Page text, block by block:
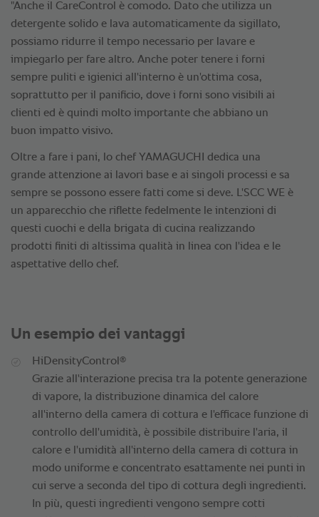
"Anche il CareControl è comodo. Dato che utilizza un
detergente solido e lava automaticamente da sigillato,
possiamo ridurre il tempo necessario per lavare e
impiegarlo per fare altro. Anche poter tenere i forni
sempre puliti e igienici all'interno è un'ottima cosa,
soprattutto per il panificio, dove i forni sono visibili ai
clienti ed è quindi molto importante che abbiano un
buon impatto visivo.
Oltre a fare i pani, lo chef YAMAGUCHI dedica una
grande attenzione ai lavori base e ai singoli processi e sa
sempre se possono essere fatti come si deve. L'SCC WE è
un apparecchio che riflette fedelmente le intenzioni di
questi cuochi e della brigata di cucina realizzando
prodotti finiti di altissima qualità in linea con l'idea e le
aspettative dello chef.
Un esempio dei vantaggi
HiDensityControl ®
Grazie all'interazione precisa tra la potente generazione
di vapore, la distribuzione dinamica del calore
all'interno della camera di cottura e l'efficace funzione di
controllo dell'umidità, è possibile distribuire l'aria, il
calore e l'umidità all'interno della camera di cottura in
modo uniforme e concentrato esattamente nei punti in
cui serve a seconda del tipo di cottura degli ingredienti.
In più, questi ingredienti vengono sempre cotti